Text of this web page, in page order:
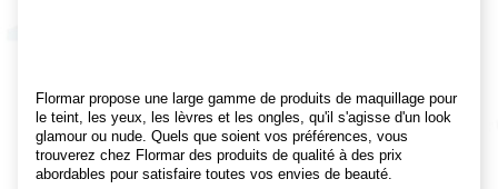
Flormar propose une large gamme de produits de maquillage pour
le teint, les yeux, les lèvres et les ongles, qu'il s'agisse d'un look
glamour ou nude. Quels que soient vos préférences, vous
trouverez chez Flormar des produits de qualité à des prix
abordables pour satisfaire toutes vos envies de beauté.